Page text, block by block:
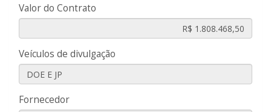
Valor do Contrato
Veículos de divulgação
Fornecedor